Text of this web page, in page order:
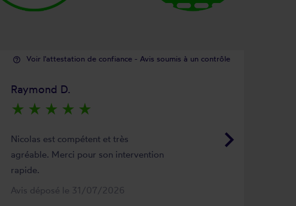
help_outline Voir l'attestation de confiance - Avis soumis à un contrôle
keyboard_arrow_right
Raymond D.
star_rate star_rate star_rate star_rate star_rate
Nicolas est compétent et très
agréable. Merci pour son intervention
rapide.
Avis déposé le 31/07/2026